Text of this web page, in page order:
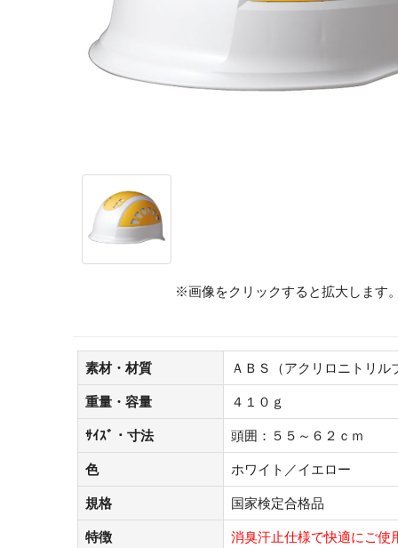
※画像をクリックすると拡大します
素材・材質 ＡＢＳ（アクリロニトリル
重量・容量 ４１０ｇ
ｻｲｽﾞ・寸法 頭囲：５５～６２ｃｍ
色 ホワイト／イエロー
規格 国家検定合格品
特徴 消臭汗止仕様で快適にご使